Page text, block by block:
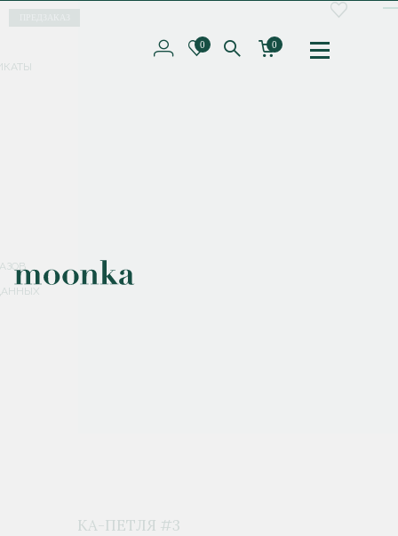
Соглашаюсь с
0 0
ПОДВЕСКА-ПЕТЛЯ #3